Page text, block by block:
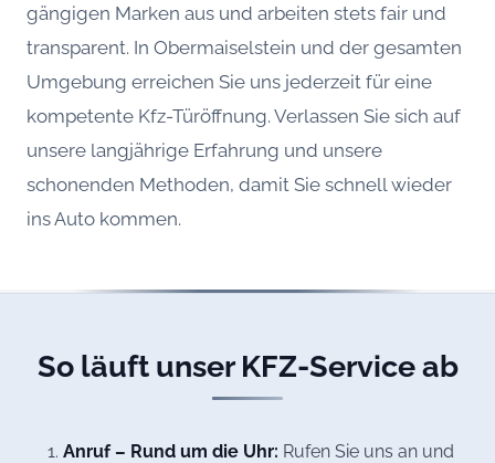
gängigen Marken aus und arbeiten stets fair und
transparent. In Obermaiselstein und der gesamten
Umgebung erreichen Sie uns jederzeit für eine
kompetente Kfz-Türöffnung. Verlassen Sie sich auf
unsere langjährige Erfahrung und unsere
schonenden Methoden, damit Sie schnell wieder
ins Auto kommen.
So läuft unser KFZ-Service ab
Anruf – Rund um die Uhr: Rufen Sie uns an und